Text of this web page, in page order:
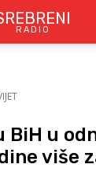
RADIO
BiH u
više